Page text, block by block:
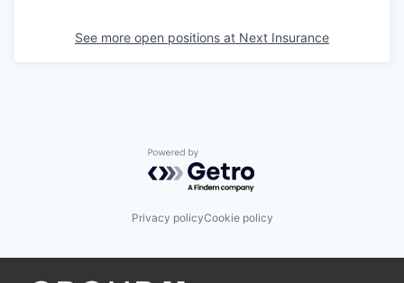
See more open positions at Next Insurance
Powered by Getro.com
Privacy policyCookie policy